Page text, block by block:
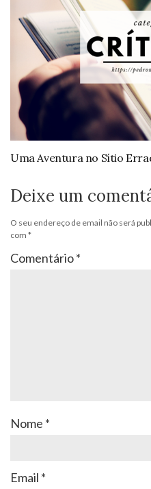
Uma Aventura no Sítio
Deixe um
O seu endereço de email não será
com *
Comentário*
Nome *
Email *